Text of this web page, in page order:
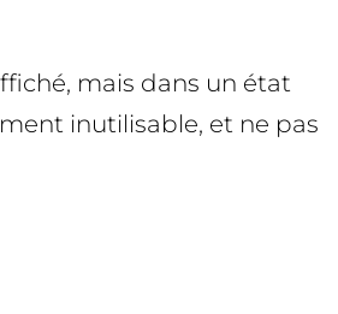
mais dans un état
inutilisable, et ne pas